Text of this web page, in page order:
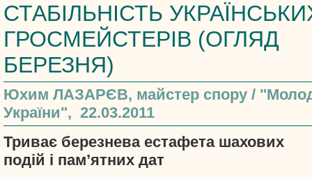
СТАБІЛЬНІСТЬ
ГРОСМЕЙСТЕРІВ (ОГЛЯД
БЕРЕЗНЯ)
Юхим ЛАЗАРЄВ, майстер спору /
України", 22.03.2011
Триває березнева естафета шахових
подій і пам’ятних дат